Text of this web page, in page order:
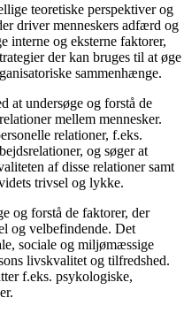
teoretiske perspektiver og
driver menneskers adfærd og
interne og eksterne faktorer,
der kan bruges til at øge
sammenhænge.
at undersøge og forstå de
mellem mennesker.
relationer, f.eks.
og søger at
af ​​disse relationer samt
trivsel og lykke.
og forstå de faktorer, der
og velbefindende. Det
sociale og miljømæssige
livskvalitet og tilfredshed.
f.eks. psykologiske,